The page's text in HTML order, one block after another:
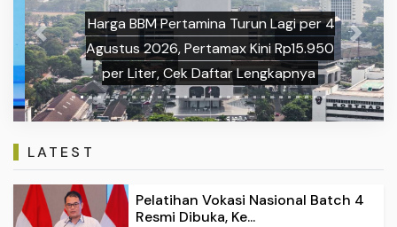
Harga BBM Pertamina Turun Lagi per 4
Agustus 2026, Pertamax Kini Rp15.950
per Liter, Cek Daftar Lengkapnya
Previous Next
LATEST
Pelatihan Vokasi Nasional Batch 4
Resmi Dibuka, Ke...